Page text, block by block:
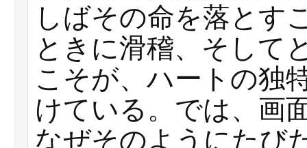
しばその命を落とす
ときに滑稽、そして
こそが、ハートの独
けている。では、画
なぜそのようにたび